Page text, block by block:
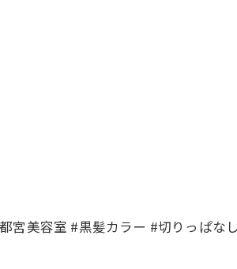
宮美容室 #黒髪カラー #切りっぱな